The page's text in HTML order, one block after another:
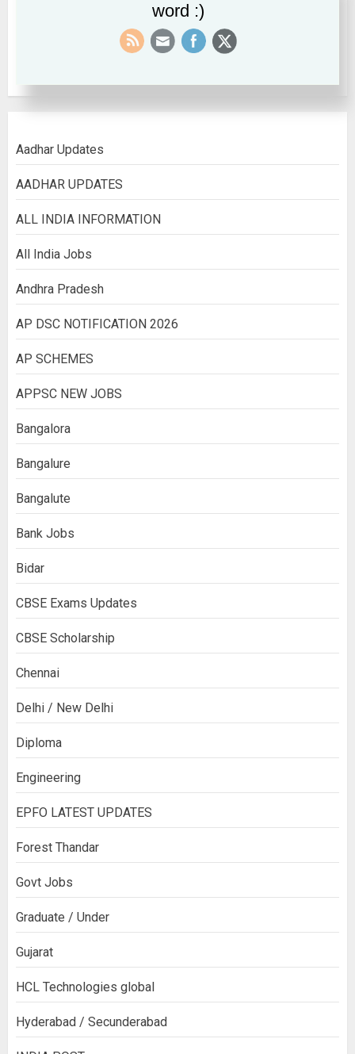
Aadhar Updates
AADHAR UPDATES
ALL INDIA INFORMATION
All India Jobs
Andhra Pradesh
AP DSC NOTIFICATION 2026
AP SCHEMES
APPSC NEW JOBS
Bangalora
Bangalure
Bangalute
Bank Jobs
Bidar
CBSE Exams Updates
CBSE Scholarship
Chennai
Delhi / New Delhi
Diploma
Engineering
EPFO LATEST UPDATES
Forest Thandar
Govt Jobs
Graduate / Under
Gujarat
HCL Technologies global
Hyderabad / Secunderabad
word :)